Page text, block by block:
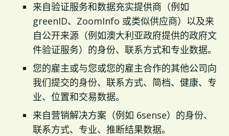
来自验证服务和数据充实提供商（例如
greenID、ZoomInfo 或类似供应商）以及来
自公开来源（例如澳大利亚政府提供的政府文
件验证服务）的身份、联系方式和专业数据。
您的雇主或与您或您的雇主合作的其他公司向
我们提交的身份、联系方式、简档、健康、专
业、位置和交易数据。
来自营销解决方案（例如 6sense）的身份、
联系方式、专业、推断结果数据。